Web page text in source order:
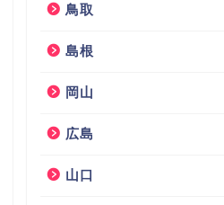
鳥取
島根
岡山
広島
山口